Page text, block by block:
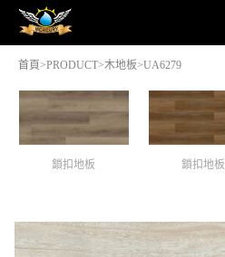
首頁>PRODUCT>木地板>UA6279
鎖扣地板 鎖扣地板